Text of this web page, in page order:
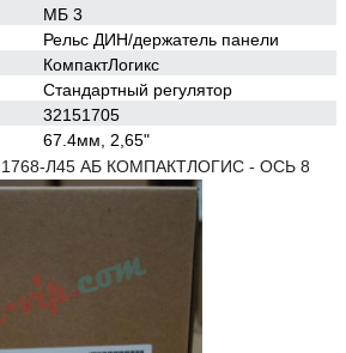
МБ 3
Рельс ДИН/держатель панели
КомпактЛогикс
Стандартный регулятор
32151705
67.4мм, 2,65"
Л45 АБ КОМПАКТЛОГИС - ОСЬ 8